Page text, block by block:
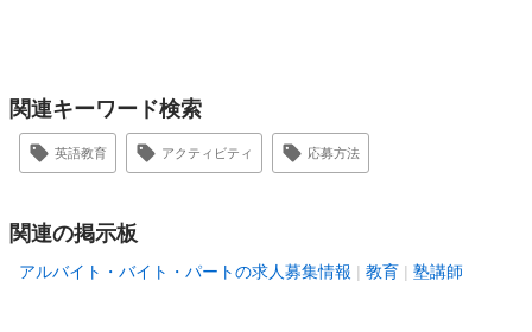
関連キーワード検索
英語教育 アクティビティ 応募方法
関連の掲示板
アルバイト・バイト・パートの求人募集情報 教育 塾講師